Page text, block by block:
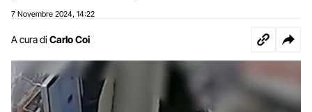
7 Novembre 2024 14:22
A cura di Carlo Coi